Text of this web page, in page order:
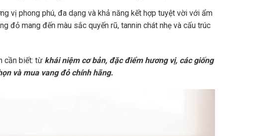
vị phong phú, đa dạng và khả năng kết hợp tuyệt vời với ẩm
đỏ mang đến màu sắc quyến rũ, tannin chát nhẹ và cấu trúc
cần biết: từ khái niệm cơ bản, đặc điểm hương vị, các giống
và mua vang đỏ chính hãng.